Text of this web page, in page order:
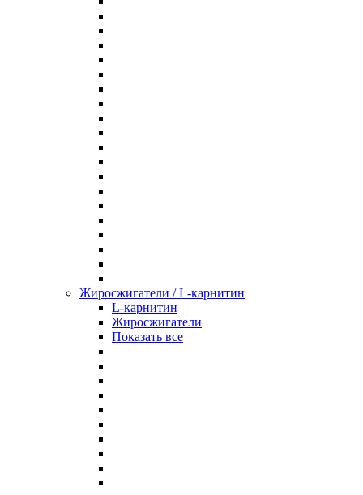
Жиросжигатели / L-карнитин
L-карнитин
Жиросжигатели
Показать все